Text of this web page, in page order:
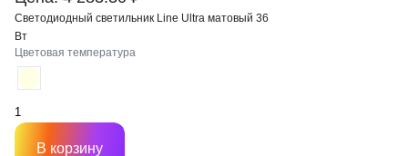
Светодиодный светильник Line Ultra матовый 36
Вт
Цветовая температура
В корзину